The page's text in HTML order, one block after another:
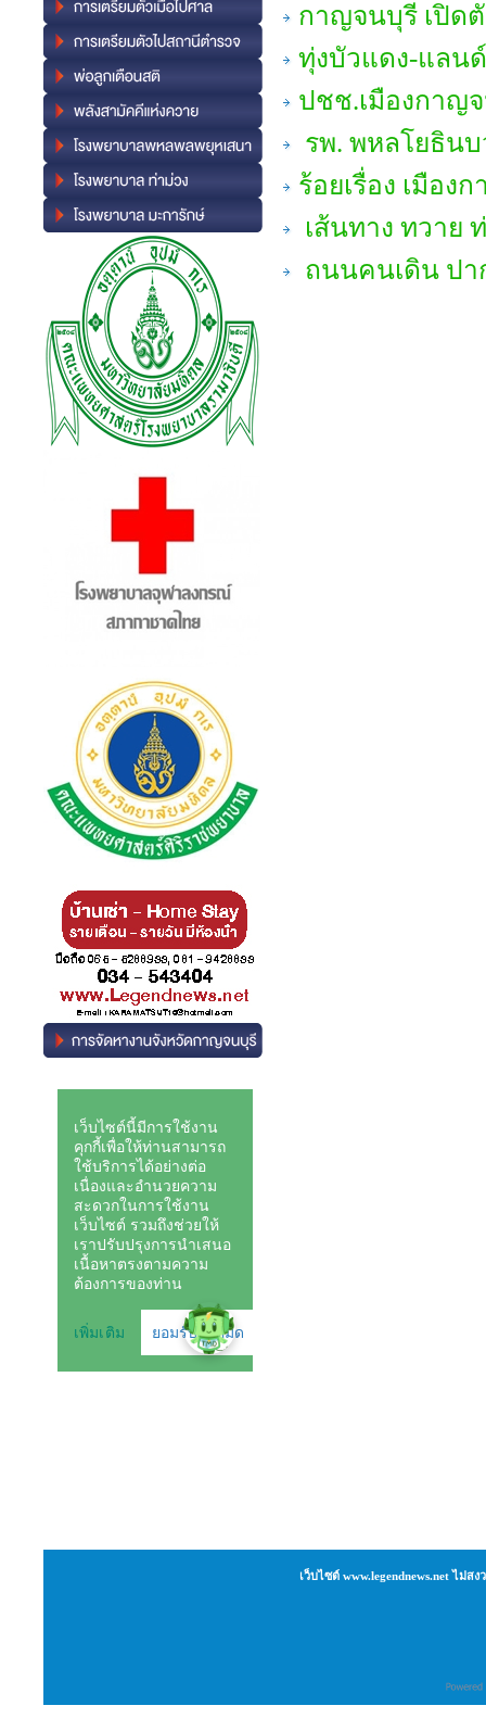
กาญจนบุรี เปิด
ทุ่งบัวแดง-แลน
ปชช.เมืองกาญ
รพ. พหลโยธิน
ร้อยเรื่อง เมือง
เส้นทาง ทวาย
ถนนคนเดิน ปา
เว็บไซต์ www.legendnews.net ไม่